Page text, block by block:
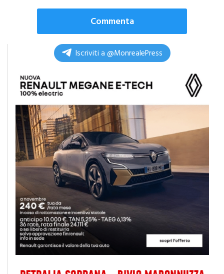
Commenta
Iscriviti a @MonrealePress